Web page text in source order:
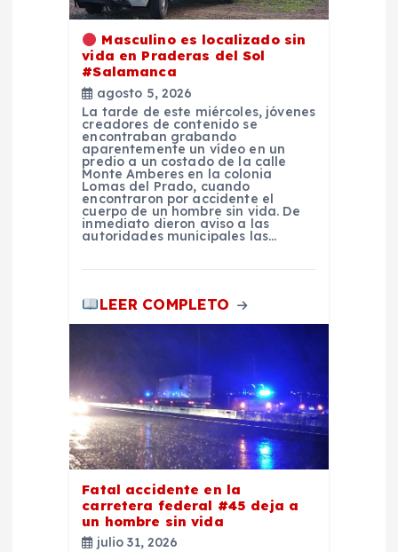
Masculino es localizado sin
vida en Praderas del Sol
#Salamanca
agosto 5, 2026
La tarde de este miércoles, jóvenes
creadores de contenido se
encontraban grabando
aparentemente un vídeo en un
predio a un costado de la calle
Monte Amberes en la colonia
Lomas del Prado, cuando
encontraron por accidente el
cuerpo de un hombre sin vida. De
inmediato dieron aviso a las
autoridades municipales las…
LEER COMPLETO
Fatal accidente en la
carretera federal #45 deja a
un hombre sin vida
julio 31, 2026